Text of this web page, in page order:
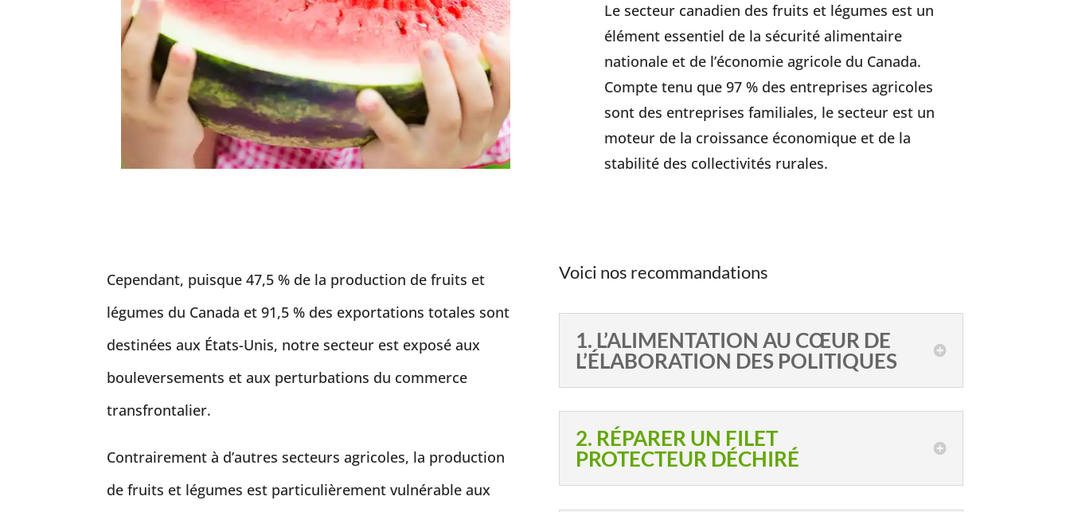
Le secteur canadien des fruits et légumes est un
élément essentiel de la sécurité alimentaire
nationale et de l’économie agricole du Canada.
Compte tenu que 97 % des entreprises agricoles
sont des entreprises familiales, le secteur est un
moteur de la croissance économique et de la
stabilité des collectivités rurales.
Cependant, puisque 47,5 % de la production de fruits et
légumes du Canada et 91,5 % des exportations totales sont
destinées aux États-Unis, notre secteur est exposé aux
bouleversements et aux perturbations du commerce
transfrontalier.
Contrairement à d’autres secteurs agricoles, la production
de fruits et légumes est particulièrement vulnérable aux
Voici nos recommandations
1. L’ALIMENTATION AU CŒUR DE
L’ÉLABORATION DES POLITIQUES
2. RÉPARER UN FILET
PROTECTEUR DÉCHIRÉ